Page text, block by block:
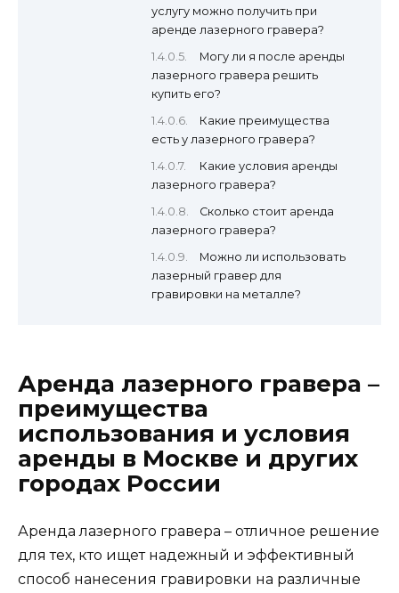
услугу можно получить при
аренде лазерного гравера?
Могу ли я после аренды
лазерного гравера решить
купить его?
Какие преимущества
есть у лазерного гравера?
Какие условия аренды
лазерного гравера?
Сколько стоит аренда
лазерного гравера?
Можно ли использовать
лазерный гравер для
гравировки на металле?
Аренда лазерного гравера –
преимущества
использования и условия
аренды в Москве и других
городах России
Аренда лазерного гравера – отличное решение
для тех, кто ищет надежный и эффективный
способ нанесения гравировки на различные